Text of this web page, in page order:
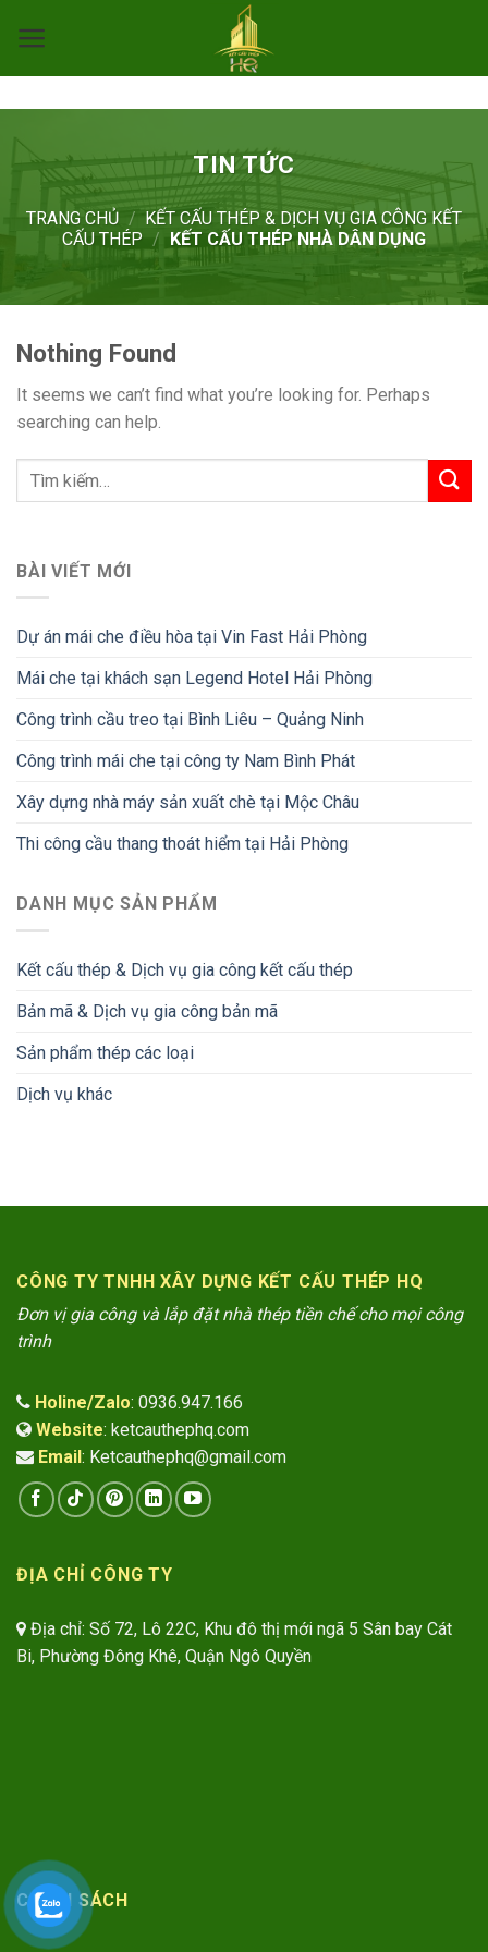
TIN TỨC
TRANG CHỦ / KẾT CẤU THÉP & DỊCH VỤ GIA CÔNG KẾT
CẤU THÉP / KẾT CẤU THÉP NHÀ DÂN DỤNG
Nothing Found
It seems we can’t find what you’re looking for. Perhaps
searching can help.
BÀI VIẾT MỚI
Dự án mái che điều hòa tại Vin Fast Hải Phòng
Mái che tại khách sạn Legend Hotel Hải Phòng
Công trình cầu treo tại Bình Liêu – Quảng Ninh
Công trình mái che tại công ty Nam Bình Phát
Xây dựng nhà máy sản xuất chè tại Mộc Châu
Thi công cầu thang thoát hiểm tại Hải Phòng
DANH MỤC SẢN PHẨM
Kết cấu thép & Dịch vụ gia công kết cấu thép
Bản mã & Dịch vụ gia công bản mã
Sản phẩm thép các loại
Dịch vụ khác
CÔNG TY TNHH XÂY DỰNG KẾT CẤU THÉP HQ
Đơn vị gia công và lắp đặt nhà thép tiền chế cho mọi công
trình
Holine/Zalo: 0936.947.166
Website: ketcauthephq.com
Email: Ketcauthephq@gmail.com
ĐỊA CHỈ CÔNG TY
Địa chỉ: Số 72, Lô 22C, Khu đô thị mới ngã 5 Sân bay Cát
Bi, Phường Đông Khê, Quận Ngô Quyền
CHÍNH SÁCH